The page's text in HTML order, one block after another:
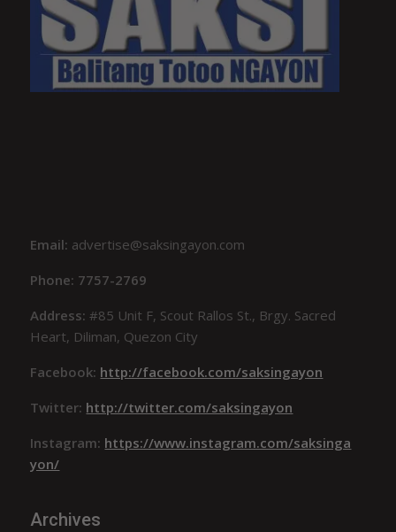
Email: advertise@saksingayon.com
Phone: 7757-2769
Address:#85 Unit F, Scout Rallos St., Brgy. Sacred
Heart, Diliman, Quezon City
Facebook: http://facebook.com/saksingayon
Twitter: http://twitter.com/saksingayon
Instagram: https://www.instagram.com/saksinga
yon/
Archives